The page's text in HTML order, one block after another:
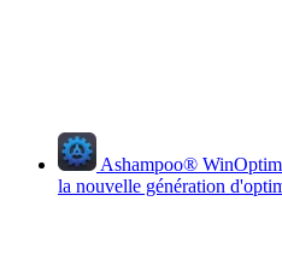
Ashampoo®
la nouvelle génération